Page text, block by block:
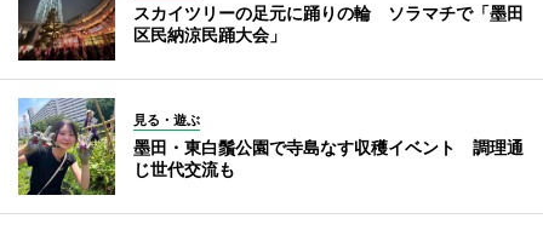
スカイツリーの足元に踊りの輪 ソラマチで「墨田
区民納涼民踊大会」
見る・遊ぶ
墨田・東白鬚公園で寺島なす収穫イベント 調理通
じ世代交流も